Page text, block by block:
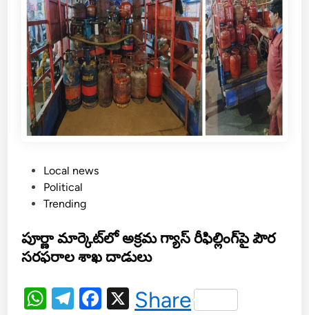
ప
డ
క
ల
ప్రాం
తీ
య
సు
చి
స
e
d
n
Local news
Political
Trending
పూర్ణా మార్కెట్‌లో అక్రమ గ్యాస్ రీఫిల్లింగ్‌పై పౌర
సరఫరాల శాఖ దాడులు
W T
F
X
Share